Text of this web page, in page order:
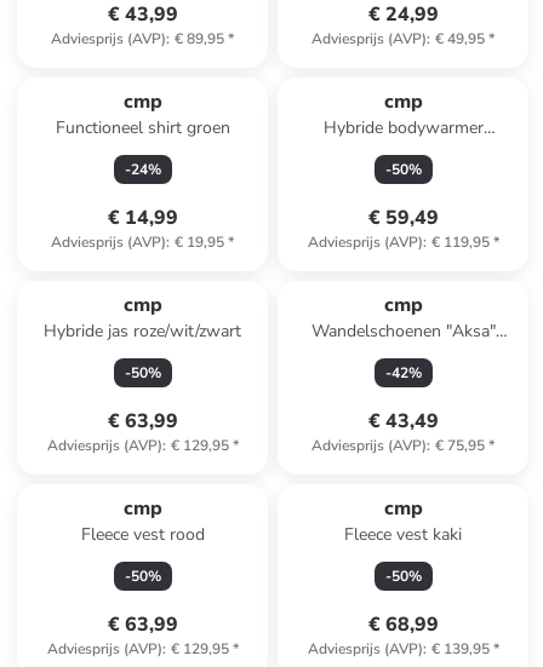
€ 43,99
Adviesprijs (AVP): € 89,95*
€ 24,99
Adviesprijs (AVP): € 49,95*
cmp
Functioneel shirt groen
-24%
€ 14,99
Adviesprijs (AVP): € 19,95*
cmp
Hybride bodywarmer
mintgroen
-50%
€ 59,49
Adviesprijs (AVP): € 119,95*
cmp
Hybride jas roze/wit/zwart
-50%
€ 63,99
Adviesprijs (AVP): € 129,95*
cmp
Wandelschoenen "Aksa"
grijs/lichtblauw
-42%
€ 43,49
Adviesprijs (AVP): € 75,95*
cmp
Fleece vest rood
-50%
€ 63,99
Adviesprijs (AVP): € 129,95*
cmp
Fleece vest kaki
-50%
€ 68,99
Adviesprijs (AVP): € 139,95*